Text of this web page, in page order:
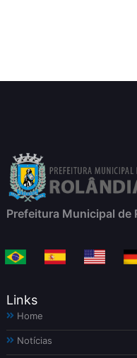
Prefeitura Municipal de
Links
Home
Notícias